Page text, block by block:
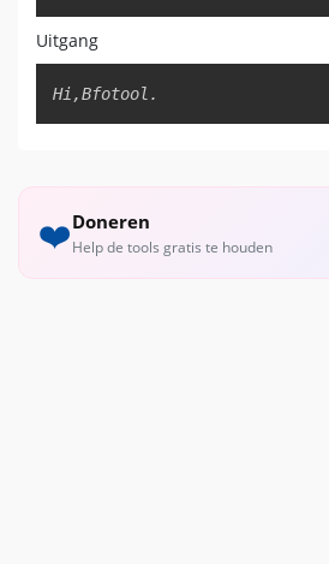
Uitgang
Hi,Bfotool.
❤️Doneren
Help de tools gratis te houden